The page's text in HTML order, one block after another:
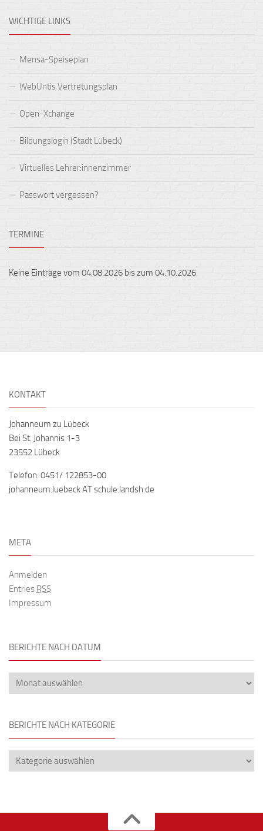
WICHTIGE LINKS
Mensa-Speiseplan
WebUntis Vertretungsplan
Open-Xchange
Bildungslogin (Stadt Lübeck)
Virtuelles Lehrer:innenzimmer
Passwort vergessen?
TERMINE
Keine Einträge vom 04.08.2026 bis zum 04.10.2026.
KONTAKT
Johanneum zu Lübeck
Bei St. Johannis 1-3
23552 Lübeck
Telefon: 0451/ 122853-00
johanneum.luebeck AT schule.landsh.de
META
Anmelden
Entries RSS
Impressum
BERICHTE NACH DATUM
BERICHTE NACH KATEGORIE